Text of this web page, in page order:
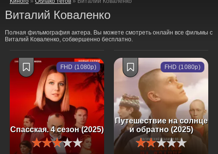
Виталий Коваленко
Полная фильмография актера. Вы можете смотреть онлайн все фильмы с
Виталий Коваленко, собвершенно бесплатно.
Спасская. 4 сезон (2025)
FHD (1080p)
Путешествие на солнце
и обратно (2025)
FHD (1080p)